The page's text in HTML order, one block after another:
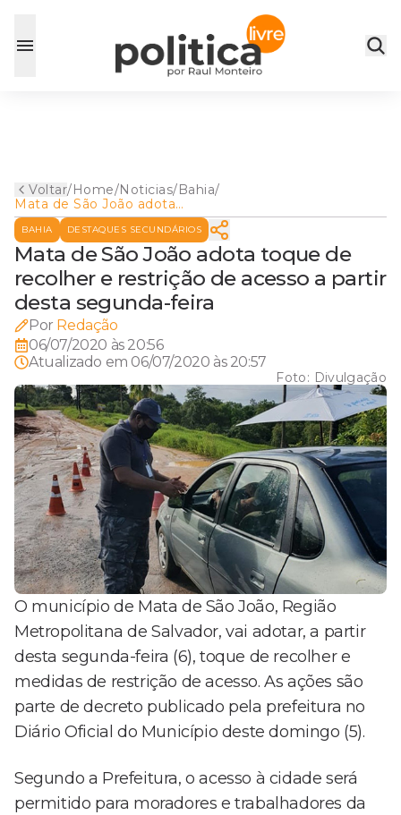
Voltar/Home/Noticias/Bahia/
Mata de São João adota
toque de recolher e restrição
de acesso a partir desta
segunda-feira
BAHIA DESTAQUES SECUNDÁRIOS
Mata de São João adota toque de
recolher e restrição de acesso a partir
desta segunda-feira
Por Redação
06/07/2020 às 20:56
Atualizado em 06/07/2020 às 20:57
Foto: Divulgação
O município de Mata de São João, Região
Metropolitana de Salvador, vai adotar, a partir
desta segunda-feira (6), toque de recolher e
medidas de restrição de acesso. As ações são
parte de decreto publicado pela prefeitura no
Diário Oficial do Município deste domingo (5).
Segundo a Prefeitura, o acesso à cidade será
permitido para moradores e trabalhadores da